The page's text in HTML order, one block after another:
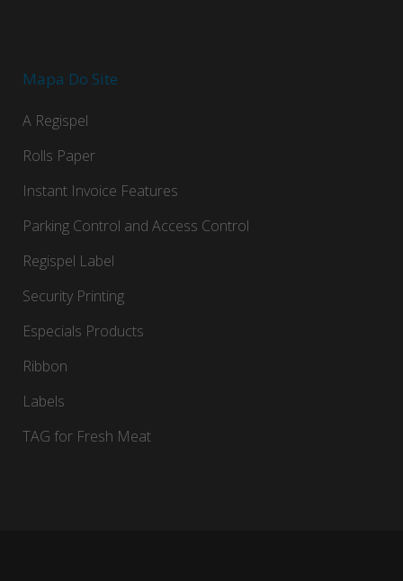
Mapa Do Site
A Regispel
Rolls Paper
Instant Invoice Features
Parking Control and Access Control
Regispel Label
Security Printing
Especials Products
Ribbon
Labels
TAG for Fresh Meat